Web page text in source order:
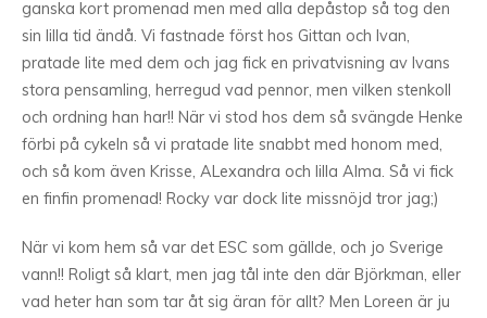
ganska kort promenad men med alla depåstop så tog den
sin lilla tid ändå. Vi fastnade först hos Gittan och Ivan,
pratade lite med dem och jag fick en privatvisning av Ivans
stora pensamling, herregud vad pennor, men vilken stenkoll
och ordning han har!! När vi stod hos dem så svängde Henke
förbi på cykeln så vi pratade lite snabbt med honom med,
och så kom även Krisse, ALexandra och lilla Alma. Så vi fick
en finfin promenad! Rocky var dock lite missnöjd tror jag;)
När vi kom hem så var det ESC som gällde, och jo Sverige
vann!! Roligt så klart, men jag tål inte den där Björkman, eller
vad heter han som tar åt sig äran för allt? Men Loreen är ju